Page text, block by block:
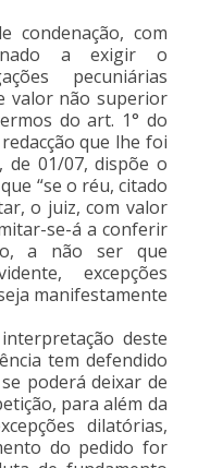
condenação, com
a exigir o
pecuniárias
valor não superior
do art. 1° do
que lhe foi
de 01/07, dispõe o
“se o réu, citado
o juiz, com valor
se-á a conferir
a não ser que
excepções
manifestamente
deste
tem defendido
poderá deixar de
para além da
dilatórias,
do pedido for